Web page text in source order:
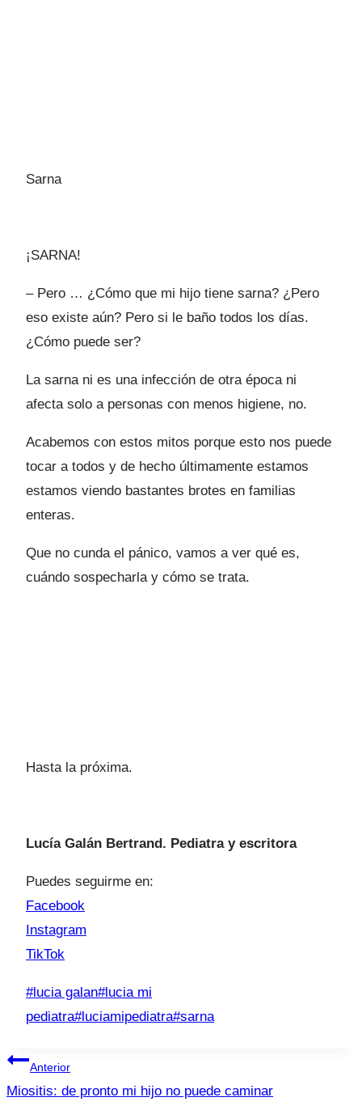
Sarna
¡SARNA!
– Pero … ¿Cómo que mi hijo tiene sarna? ¿Pero
eso existe aún? Pero si le baño todos los días.
¿Cómo puede ser?
La sarna ni es una infección de otra época ni
afecta solo a personas con menos higiene, no.
Acabemos con estos mitos porque esto nos puede
tocar a todos y de hecho últimamente estamos
estamos viendo bastantes brotes en familias
enteras.
Que no cunda el pánico, vamos a ver qué es,
cuándo sospecharla y cómo se trata.
Hasta la próxima.
Lucía Galán Bertrand. Pediatra y escritora
Puedes seguirme en:
Facebook
Instagram
TikTok
Etiquetas
de
entrada:
#lucia galan#lucia mi
pediatra#luciamipediatra#sarna
Navegación
de
Anterior
Miositis: de pronto mi hijo no puede caminar